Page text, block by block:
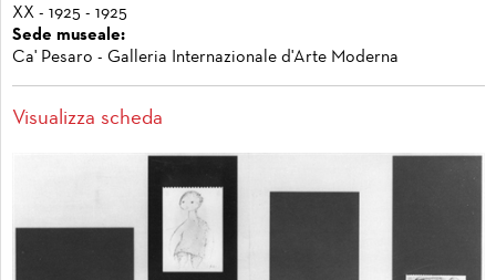
XX - 1925 - 1925
Sede museale:
Ca' Pesaro - Galleria Internazionale d'Arte Moderna
Visualizza scheda